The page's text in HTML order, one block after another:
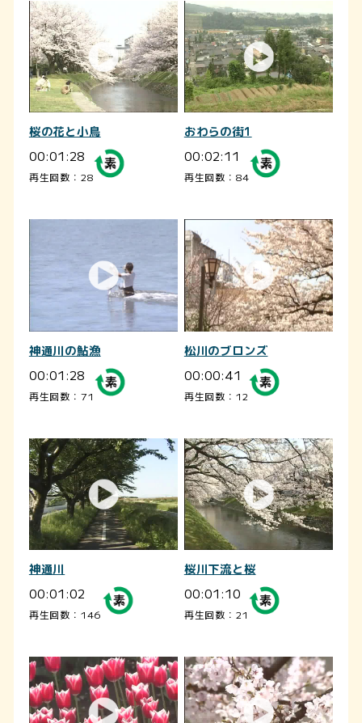
桜の花と小鳥
00:01:28
再生回数：28
おわらの街1
00:02:11
再生回数：84
神通川の鮎漁
00:01:28
再生回数：71
松川のブロンズ
00:00:41
再生回数：12
神通川
00:01:02
再生回数：146
桜川下流と桜
00:01:10
再生回数：21